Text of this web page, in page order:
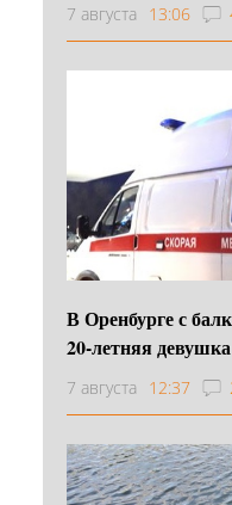
7 августа 13:06
В Оренбурге с
20-летняя
7 августа 12:37